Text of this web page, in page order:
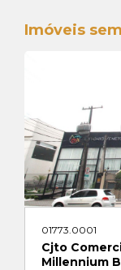
Imóveis
01773.0001
Cjto
Millennium